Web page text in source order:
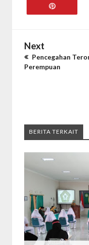
Next
Pencegahan
Perempuan
BERITA TERKAIT